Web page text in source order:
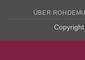
ÜBER